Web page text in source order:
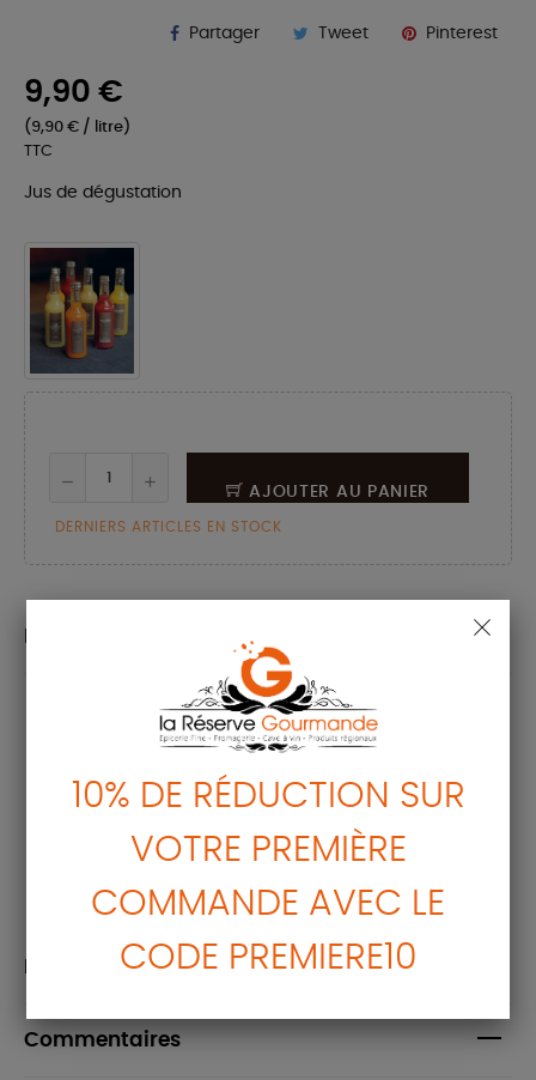
Partager Tweet Pinterest
9,90 €
(9,90 € / litre)
TTC
Jus de dégustation
AJOUTER AU PANIER
DERNIERS ARTICLES EN STOCK
Ingrédients :
Détails du produit
Commentaires
10% DE RÉDUCTION SUR
VOTRE PREMIÈRE
COMMANDE AVEC LE
CODE PREMIERE10